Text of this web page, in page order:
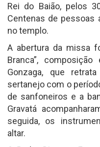
Rei do Baião, pelos
Centenas de pessoas
no templo.
A abertura da missa
Branca”,
Gonzaga, que
sertanejo com o
de sanfoneiros e a
Gravatá
seguida, os
altar.